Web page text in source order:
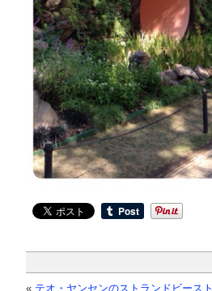
« テオ・ヤンセンのストランドビースト